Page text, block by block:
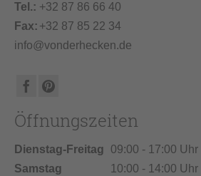
Tel.: +32 87 86 66 40
Fax: +32 87 85 22 34
info@vonderhecken.de
Öffnungszeiten
Dienstag-Freitag
09:00 - 17:00 Uhr
Samstag
10:00 - 14:00 Uhr